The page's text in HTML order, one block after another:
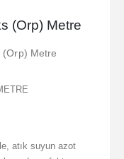
(Orp) Metre
(Orp) Metre
atık suyun azot